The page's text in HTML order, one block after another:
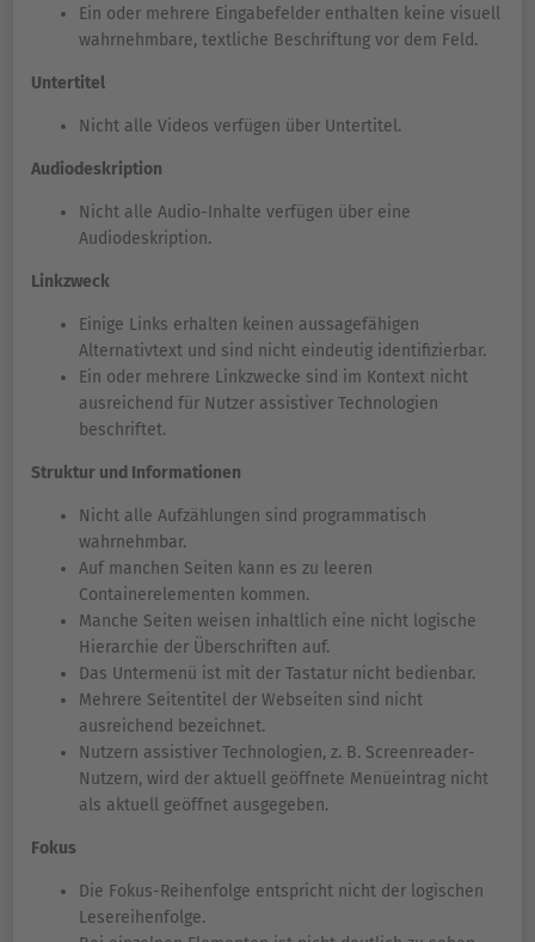
Ein oder mehrere Eingabefelder enthalten keine visuell
wahrnehmbare, textliche Beschriftung vor dem Feld.
Untertitel
Nicht alle Videos verfügen über Untertitel.
Audiodeskription
Nicht alle Audio-Inhalte verfügen über eine
Audiodeskription.
Linkzweck
Einige Links erhalten keinen aussagefähigen
Alternativtext und sind nicht eindeutig identifizierbar.
Ein oder mehrere Linkzwecke sind im Kontext nicht
ausreichend für Nutzer assistiver Technologien
beschriftet.
Struktur und Informationen
Nicht alle Aufzählungen sind programmatisch
wahrnehmbar.
Auf manchen Seiten kann es zu leeren
Containerelementen kommen.
Manche Seiten weisen inhaltlich eine nicht logische
Hierarchie der Überschriften auf.
Das Untermenü ist mit der Tastatur nicht bedienbar.
Mehrere Seitentitel der Webseiten sind nicht
ausreichend bezeichnet.
Nutzern assistiver Technologien, z. B. Screenreader-
Nutzern, wird der aktuell geöffnete Menüeintrag nicht
als aktuell geöffnet ausgegeben.
Fokus
Die Fokus-Reihenfolge entspricht nicht der logischen
Lesereihenfolge.